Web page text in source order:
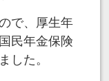
で、厚生年
民年金保険
した。